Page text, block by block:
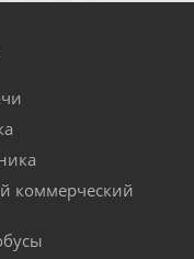
коммерческий